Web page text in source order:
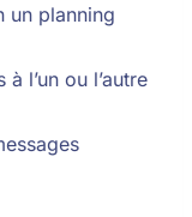
un planning
l’un ou l’autre